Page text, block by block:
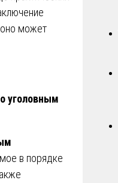
оно может
уголовным
в порядке